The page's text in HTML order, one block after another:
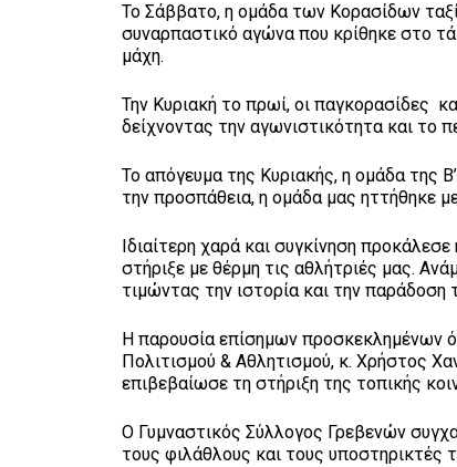
Το Σάββατο, η ομάδα των Κορασίδων
συναρπαστικό αγώνα που κρίθηκε στο
μάχη.
Την Κυριακή το πρωί, οι παγκορασίδες
δείχνοντας την αγωνιστικότητα και το
Το απόγευμα της Κυριακής, η ομάδα της
την προσπάθεια, η ομάδα μας ηττήθηκε
Ιδιαίτερη χαρά και συγκίνηση
στήριξε με θέρμη τις αθλήτριές μας.
τιμώντας την ιστορία και την παράδοση
Η παρουσία επίσημων προσκεκλημένων
Πολιτισμού & Αθλητισμού, κ. Χρήστος
επιβεβαίωσε τη στήριξη της τοπικής
Ο Γυμναστικός Σύλλογος Γρεβενών
τους φιλάθλους και τους υποστηρικτές